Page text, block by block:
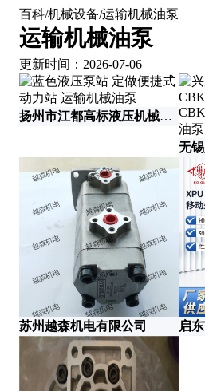
百科/机械设备/运输机械油泵
运输机械油泵
更新时间：2026-07-06
扬州市江都高标液压机械有限公司
苏州越森机电有限公司